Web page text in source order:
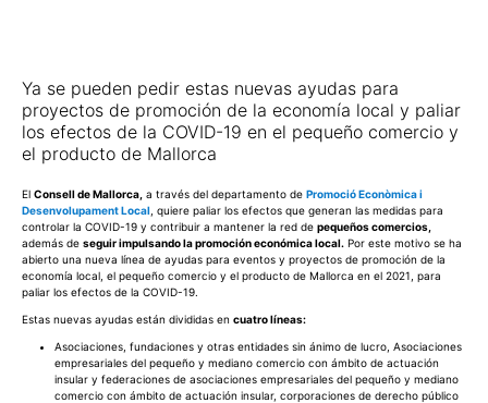
Ya se pueden pedir estas nuevas ayudas para
proyectos de promoción de la economía local y paliar
los efectos de la COVID-19 en el pequeño comercio y
el producto de Mallorca
El Consell de Mallorca, a través del departamento de Promoció Econòmica i
Desenvolupament Local , quiere paliar los efectos que generan las medidas para
controlar la COVID-19 y contribuir a mantener la red de pequeños comercios,
además de seguir impulsando la promoción económica local. Por este motivo se ha
abierto una nueva línea de ayudas para eventos y proyectos de promoción de la
economía local, el pequeño comercio y el producto de Mallorca en el 2021, para
paliar los efectos de la COVID-19.
Estas nuevas ayudas están divididas en cuatro líneas:
Asociaciones, fundaciones y otras entidades sin ánimo de lucro, Asociaciones
empresariales del pequeño y mediano comercio con ámbito de actuación
insular y federaciones de asociaciones empresariales del pequeño y mediano
comercio con ámbito de actuación insular, corporaciones de derecho público